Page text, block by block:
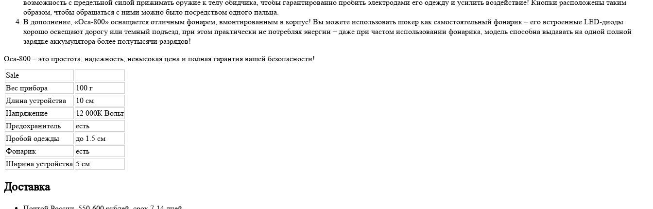
возможность с предельной силой прижимать оружие к телу обидчика, чтобы гарантированно пробить электродами его одежду и усилить воздействие! Кнопки расположены таким
образом, чтобы обращаться с ними можно было посредством одного пальца.
В дополнение, «Оса-800» оснащается отличным фонарем, вмонтированным в корпус! Вы можете использовать шокер как самостоятельный фонарик – его встроенные LED-диоды
хорошо освещают дорогу или темный подъезд, при этом практически не потребляя энергии – даже при частом использовании фонарика, модель способна выдавать на одной полной
зарядке аккумулятора более полутысячи разрядов!
Оса-800 – это простота, надежность, невысокая цена и полная гарантия вашей безопасности!
Sale
Вес прибора
100 г
Длина устройства
10 см
Напряжение
12 000К Вольт
Предохранитель
есть
Пробой одежды
до 1.5 см
Фонарик
есть
Ширина устройства 5 см
Доставка